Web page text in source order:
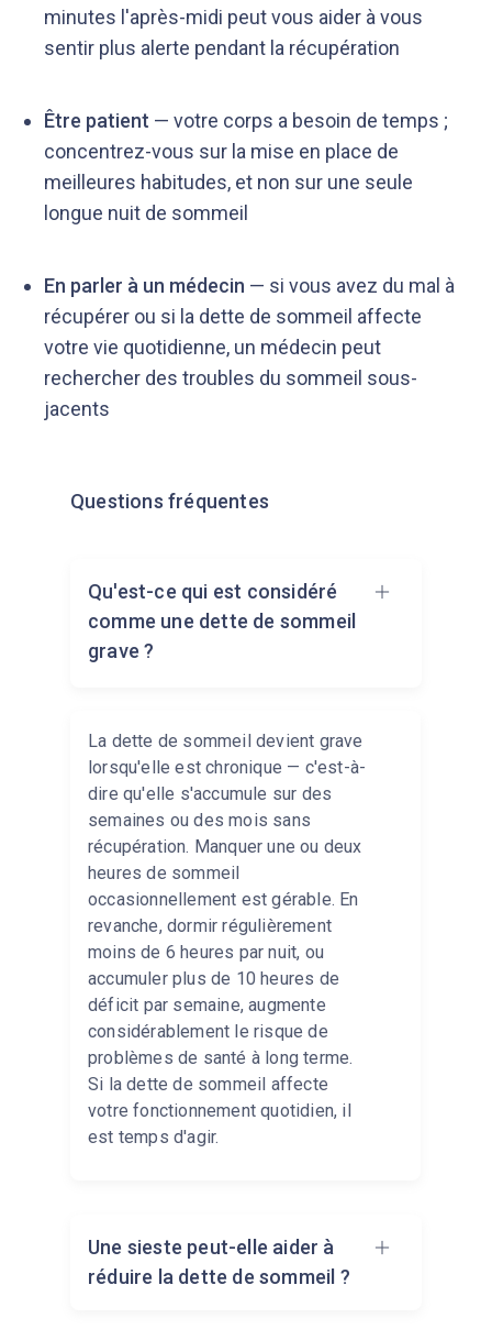
minutes l'après-midi peut vous aider à vous
sentir plus alerte pendant la récupération
Être patient — votre corps a besoin de temps ;
concentrez-vous sur la mise en place de
meilleures habitudes, et non sur une seule
longue nuit de sommeil
En parler à un médecin — si vous avez du mal à
récupérer ou si la dette de sommeil affecte
votre vie quotidienne, un médecin peut
rechercher des troubles du sommeil sous-
jacents
Questions fréquentes
Qu'est-ce qui est considéré
comme une dette de sommeil
grave ?
La dette de sommeil devient grave
lorsqu'elle est chronique — c'est-à-
dire qu'elle s'accumule sur des
semaines ou des mois sans
récupération. Manquer une ou deux
heures de sommeil
occasionnellement est gérable. En
revanche, dormir régulièrement
moins de 6 heures par nuit, ou
accumuler plus de 10 heures de
déficit par semaine, augmente
considérablement le risque de
problèmes de santé à long terme.
Si la dette de sommeil affecte
votre fonctionnement quotidien, il
est temps d'agir.
Une sieste peut-elle aider à
réduire la dette de sommeil ?